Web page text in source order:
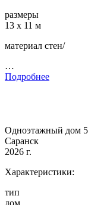
размеры
13 х 11 м
материал стен/
…
Подробнее
Одноэтажный дом
Саранск
2026 г.
Характеристики:
тип
дом